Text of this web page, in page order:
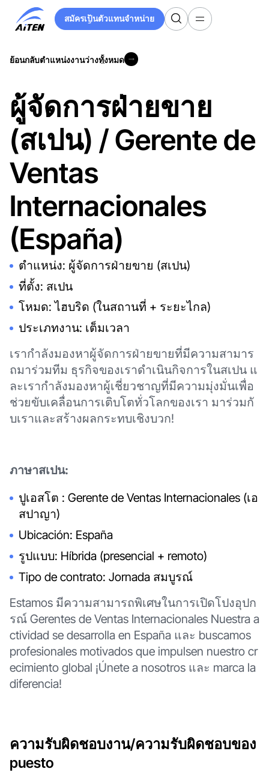
หลัก
สมัครเป็นตัวแทนจำหน่าย
สมัครเป็นตัวแทนจำหน่าย
ย้อนกลับตำแหน่งงานว่างทั้งหมด
ผู้จัดการฝ่ายขาย
(สเปน) / Gerente de
Ventas
Internacionales
(España)
ตำแหน่ง: ผู้จัดการฝ่ายขาย (สเปน)
ที่ตั้ง: สเปน
โหมด: ไฮบริด (ในสถานที่ + ระยะไกล)
ประเภทงาน: เต็มเวลา
เรากำลังมองหาผู้จัดการฝ่ายขายที่มีความสามาร
ถมาร่วมทีม ธุรกิจของเราดำเนินกิจการในสเปน แ
ละเรากำลังมองหาผู้เชี่ยวชาญที่มีความมุ่งมั่นเพื่อ
ช่วยขับเคลื่อนการเติบโตทั่วโลกของเรา มาร่วมกั
บเราและสร้างผลกระทบเชิงบวก!
ภาษาสเปน:
ปูเอสโต : Gerente de Ventas Internacionales (เอ
สปาญา)
Ubicación: España
รูปแบบ: Híbrida (presencial + remoto)
Tipo de contrato: Jornada สมบูรณ์
Estamos มีความสามารถพิเศษในการเปิดโปงอุปก
รณ์ Gerentes de Ventas Internacionales Nuestra a
ctividad se desarrolla en España และ buscamos
profesionales motivados que impulsen nuestro cr
ecimiento global ¡Únete a nosotros และ marca la
diferencia!
ความรับผิดชอบงาน/ความรับผิดชอบของ
puesto